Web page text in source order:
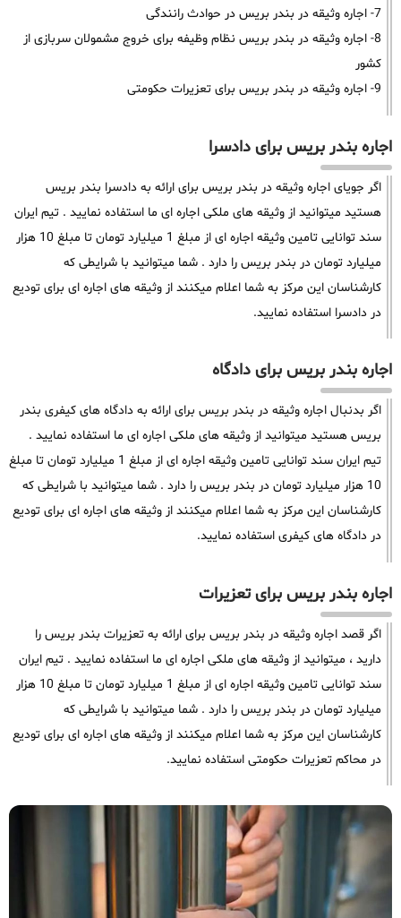
7- اجاره وثیقه در بندر بریس در حوادث رانندگی
8- اجاره وثیقه در بندر بریس نظام وظیفه برای خروج مشمولان سربازی از
کشور
9- اجاره وثیقه در بندر بریس برای تعزیرات حکومتی
اجاره بندر بریس برای دادسرا
اگر جویای اجاره وثیقه در بندر بریس برای ارائه به دادسرا بندر بریس
هستید میتوانید از وثیقه های ملکی اجاره ای ما استفاده نمایید . تیم ایران
سند توانایی تامین وثیقه اجاره ای از مبلغ 1 میلیارد تومان تا مبلغ 10 هزار
میلیارد تومان در بندر بریس را دارد . شما میتوانید با شرایطی که
کارشناسان این مرکز به شما اعلام میکنند از وثیقه های اجاره ای برای تودیع
در دادسرا استفاده نمایید.
اجاره بندر بریس برای دادگاه
اگر بدنبال اجاره وثیقه در بندر بریس برای ارائه به دادگاه های کیفری بندر
بریس هستید میتوانید از وثیقه های ملکی اجاره ای ما استفاده نمایید .
تیم ایران سند توانایی تامین وثیقه اجاره ای از مبلغ 1 میلیارد تومان تا مبلغ
10 هزار میلیارد تومان در بندر بریس را دارد . شما میتوانید با شرایطی که
کارشناسان این مرکز به شما اعلام میکنند از وثیقه های اجاره ای برای تودیع
در دادگاه های کیفری استفاده نمایید.
اجاره بندر بریس برای تعزیرات
اگر قصد اجاره وثیقه در بندر بریس برای ارائه به تعزیرات بندر بریس را
دارید ، میتوانید از وثیقه های ملکی اجاره ای ما استفاده نمایید . تیم ایران
سند توانایی تامین وثیقه اجاره ای از مبلغ 1 میلیارد تومان تا مبلغ 10 هزار
میلیارد تومان در بندر بریس را دارد . شما میتوانید با شرایطی که
کارشناسان این مرکز به شما اعلام میکنند از وثیقه های اجاره ای برای تودیع
در محاکم تعزیرات حکومتی استفاده نمایید.